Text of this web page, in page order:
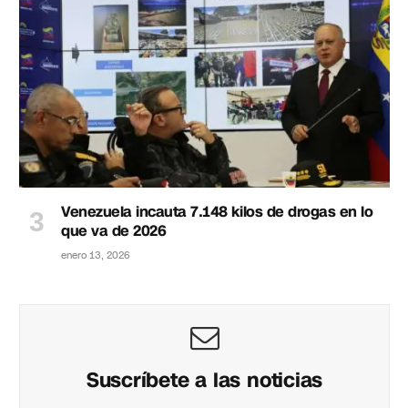
Venezuela incauta 7.148 kilos de drogas en lo
que va de 2026
enero 13, 2026
Suscríbete a las noticias